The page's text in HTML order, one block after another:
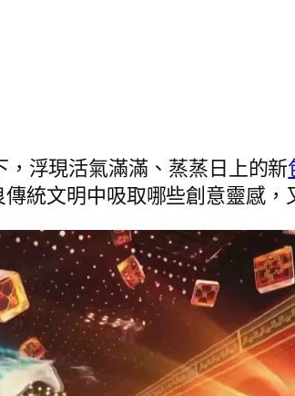
浮現活氣滿滿、蒸蒸日上的新
統文明中吸取哪些創意靈感，